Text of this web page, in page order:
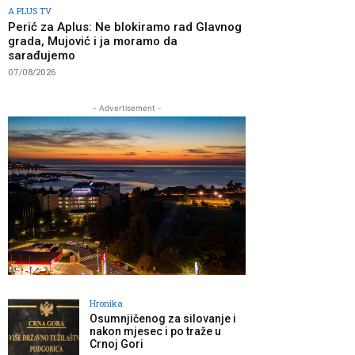
A PLUS TV
Perić za Aplus: Ne blokiramo rad Glavnog
grada, Mujović i ja moramo da
sarađujemo
07/08/2026
- Advertisement -
Hronika
Osumnjičenog za silovanje i
nakon mjesec i po traže u
Crnoj Gori